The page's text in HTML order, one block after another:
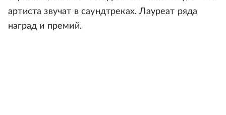
артиста звучат в саундтреках. Лауреат ряда
наград и премий.